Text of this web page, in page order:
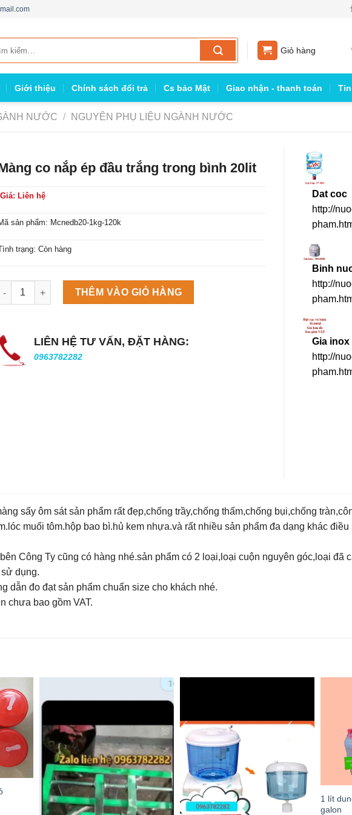
Giỏ hàng
Giới thiệu Chính sách đổi trả Cs bảo Mật Giao nhận - thanh toán
NƯỚC / NGUYÊN PHỤ LIỆU NGÀNH NƯỚC
co nắp ép đầu trắng trong bình 20lit
Giá: Liên hệ
sản phẩm: Mcnedb20-1kg-120k
trạng: Còn hàng
Máy làm đá viên Scotsman NW458AS số lượng
THÊM VÀO GIỎ HÀNG
LIÊN HỆ TƯ VẤN, ĐẶT HÀNG:
0963782282
Dat coc
http://
Binh
http://
Gia inox
http://
sấy ôm sát sản phẩm rất đẹp,chống trầy,chống thấm,chống bụi,chống
muối tôm.hộp bao bì.hủ kem nhựa.và rất nhiều sản phẩm đa dạng khác
Công Ty cũng có hàng nhé.sản phẩm có 2 loại,loại cuộn nguyên góc,loại đã
dụng.
dẫn đo đạt sản phẩm chuẩn size cho khách nhé.
chưa bao gồm VAT.
1 lít
galon